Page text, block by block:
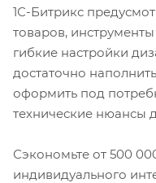
1С-Битрикс
товаров,
гибкие настройки
достаточно
оформить под
технические нюансы
Сэкономьте от 500
индивидуального